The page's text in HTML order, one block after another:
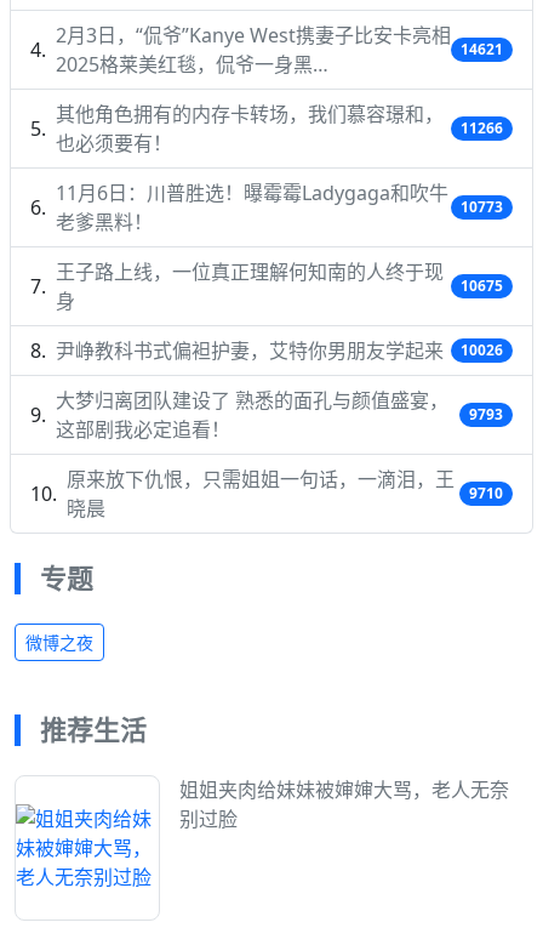
2月3日，“侃爷”Kanye West携妻子比安卡亮相
2025格莱美红毯，侃爷一身黑…
14621
其他角色拥有的内存卡转场，我们慕容璟和，
也必须要有！
11266
11月6日：川普胜选！曝霉霉Ladygaga和吹牛
老爹黑料！
10773
王子路上线，一位真正理解何知南的人终于现
身
10675
尹峥教科书式偏袒护妻，艾特你男朋友学起来 10026
大梦归离团队建设了 熟悉的面孔与颜值盛宴，
这部剧我必定追看！
9793
原来放下仇恨，只需姐姐一句话，一滴泪，王
晓晨
9710
专题
微博之夜
推荐生活
姐姐夹肉给妹妹被婶婶大骂，老人无奈
别过脸